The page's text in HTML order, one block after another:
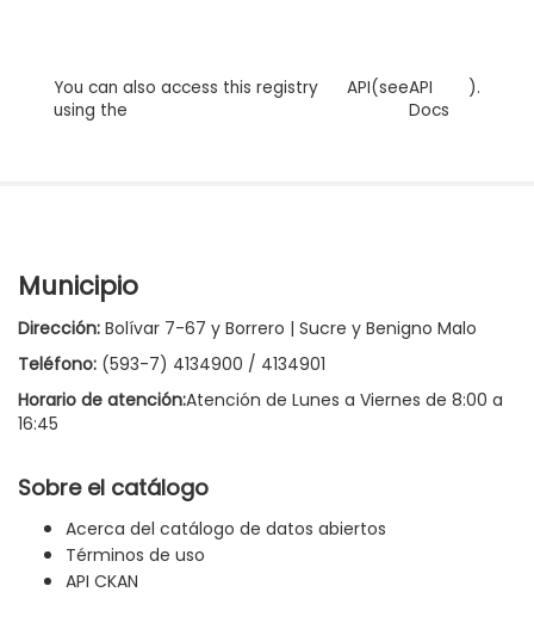
You can also access this registry
using the
API(seeAPI
Docs
).
Municipio
Dirección: Bolívar 7-67 y Borrero | Sucre y Benigno Malo
Teléfono: (593-7) 4134900 / 4134901
Horario de atención:Atención de Lunes a Viernes de 8:00 a
16:45
Sobre el catálogo
Acerca del catálogo de datos abiertos
Términos de uso
API CKAN